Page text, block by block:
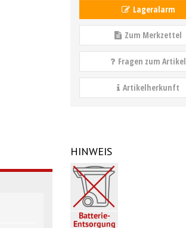
Lageralarm
Zum Merkzettel
Fragen zum Artikel
Artikelherkunft
HINWEIS